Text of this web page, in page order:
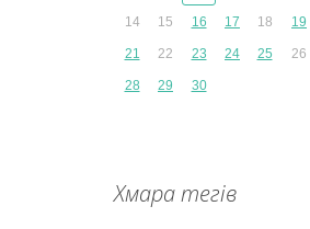
14 15 16 17 18 19
21 22 23 24 25 26
28 29 30
Хмара тегів